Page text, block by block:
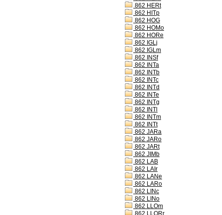
862 HERt
862 HITp
862 HOG
862 HOMo
862 HORe
862 IGLj
862 IGLm
862 INSf
862 INTa
862 INTb
862 INTc
862 INTd
862 INTe
862 INTg
862 INTl
862 INTm
862 INTt
862 JARa
862 JARo
862 JARt
862 JIMb
862 LAB
862 LAIr
862 LANe
862 LARo
862 LINc
862 LINo
862 LLOm
862 LLORr